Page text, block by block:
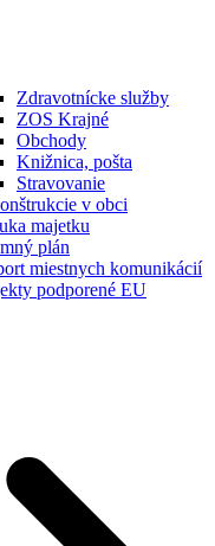
Zdravotnícke služby
ZOS Krajné
Obchody
Knižnica, pošta
Stravovanie
v obci
majetku
plán
miestnych komunikácií
podporené EU